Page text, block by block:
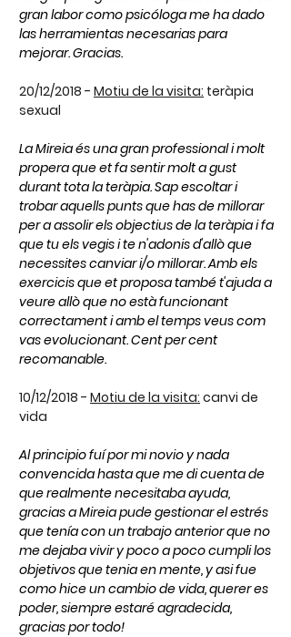
gran labor como psicóloga me ha dado
las herramientas necesarias para
mejorar. Gracias.
20/12/2018 - Motiu de la visita: teràpia
sexual
La Mireia és una gran professional i molt
propera que et fa sentir molt a gust
durant tota la teràpia. Sap escoltar i
trobar aquells punts que has de millorar
per a assolir els objectius de la teràpia i fa
que tu els vegis i te n'adonis d'allò que
necessites canviar i/o millorar. Amb els
exercicis que et proposa també t'ajuda a
veure allò que no està funcionant
correctament i amb el temps veus com
vas evolucionant. Cent per cent
recomanable.
10/12/2018 - Motiu de la visita: canvi de
vida
Al principio fuí por mi novio y nada
convencida hasta que me di cuenta de
que realmente necesitaba ayuda,
gracias a Mireia pude gestionar el estrés
que tenía con un trabajo anterior que no
me dejaba vivir y poco a poco cumpli los
objetivos que tenia en mente, y asi fue
como hice un cambio de vida, querer es
poder, siempre estaré agradecida,
gracias por todo!